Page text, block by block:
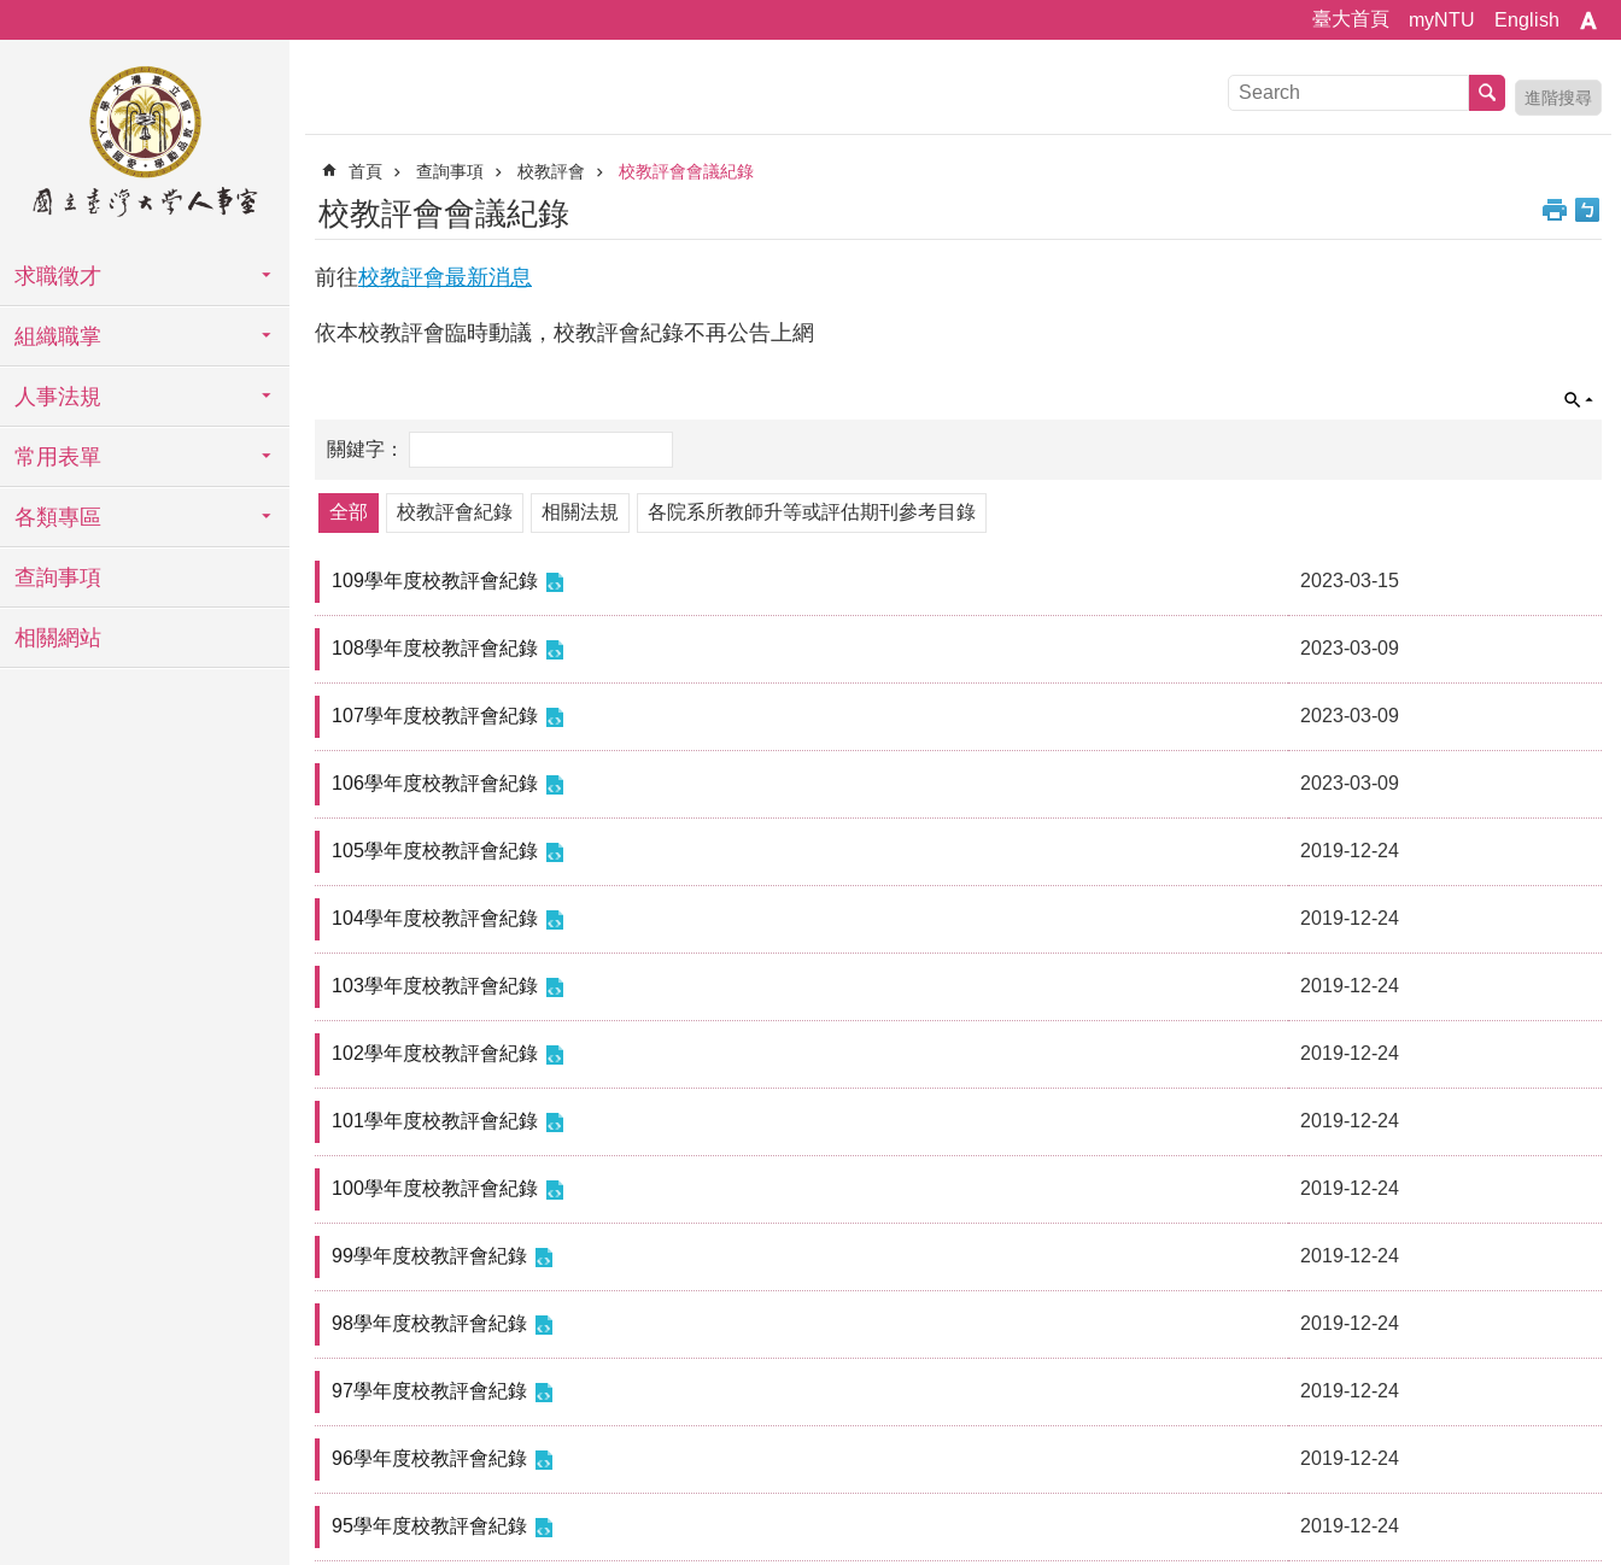
臺大首頁 myNTU English
求職徵才
組織職掌
人事法規
常用表單
各類專區
查詢事項
相關網站
進階搜尋
首頁 查詢事項 校教評會 校教評會會議紀錄
校教評會會議紀錄
前往校教評會最新消息
依本校教評會臨時動議，校教評會紀錄不再公告上網
全部 校教評會紀錄 相關法規 各院系所教師升等或評估期刊參考目錄
109學年度校教評會紀錄 2023-03-15
108學年度校教評會紀錄 2023-03-09
107學年度校教評會紀錄 2023-03-09
106學年度校教評會紀錄 2023-03-09
105學年度校教評會紀錄 2019-12-24
104學年度校教評會紀錄 2019-12-24
103學年度校教評會紀錄 2019-12-24
102學年度校教評會紀錄 2019-12-24
101學年度校教評會紀錄 2019-12-24
100學年度校教評會紀錄 2019-12-24
99學年度校教評會紀錄 2019-12-24
98學年度校教評會紀錄 2019-12-24
97學年度校教評會紀錄 2019-12-24
96學年度校教評會紀錄 2019-12-24
95學年度校教評會紀錄 2019-12-24